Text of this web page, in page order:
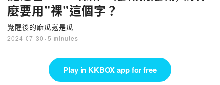
麼要用”裸”這個字？
覺醒後的麻瓜還是瓜
2024-07-30 · 5 minutes
Play in KKBOX app for free